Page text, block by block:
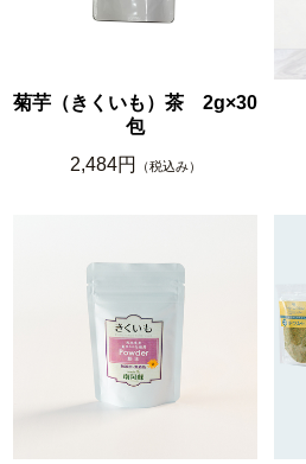
菊芋（きくいも）茶 2g×30
包
2,484円
（税込み）